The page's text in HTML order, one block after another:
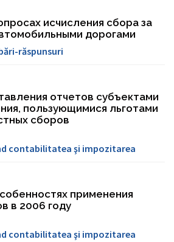
исчисления сбора за
дорогами
răspunsuri
отчетов субъектами
пользующимися льготами
сборов
contabilitatea şi impozitarea
применения
в 2006 году
contabilitatea şi impozitarea